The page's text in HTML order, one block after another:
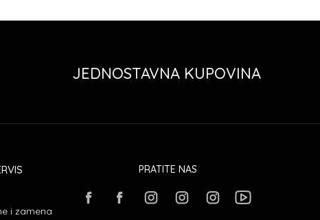
JEDNOSTAVNA KUPOVINA
i zamena
PRATITE NAS